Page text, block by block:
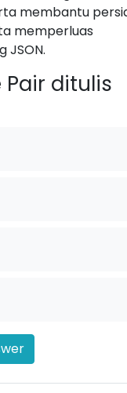
membantu
memperluas
JSON.
Pair ditulis